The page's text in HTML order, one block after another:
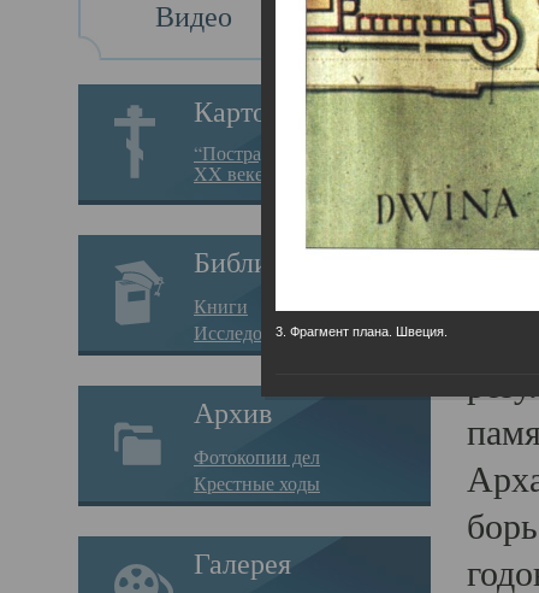
Видео
Картотека
“Пострадавшие за веру в
XX веке на Севере”
Библиотека
Книги
Исследования
Архив
Фотокопии дел
Крестные ходы
Галерея
3. Фрагмент плана. Швеция.